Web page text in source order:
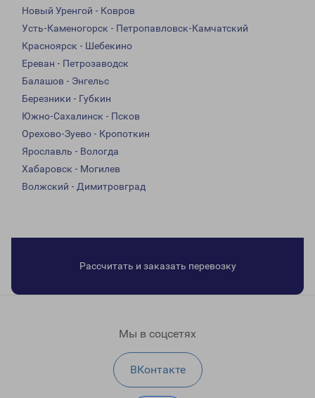
Новый Уренгой - Ковров
Усть-Каменогорск - Петропавловск-Камчатский
Красноярск - Шебекино
Ереван - Петрозаводск
Балашов - Энгельс
Березники - Губкин
Южно-Сахалинск - Псков
Орехово-Зуево - Кропоткин
Ярославль - Вологда
Хабаровск - Могилев
Волжский - Димитровград
Рассчитать и заказать перевозку
Мы в соцсетях
ВКонтакте